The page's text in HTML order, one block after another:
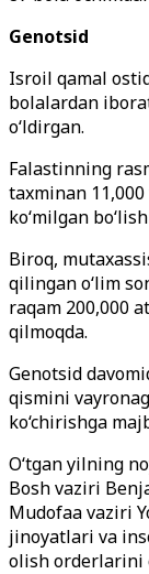
Genotsid
Isroil qamal
bolalardan
o‘ldirgan.
Falastinning
taxminan
ko‘milgan
Biroq,
qilingan o‘lim
raqam 200,000
qilmoqda.
Genotsid
qismini
ko‘chirishga
O‘tgan yilning
Bosh vaziri
Mudofaa vaziri
jinoyatlari va
olish orderlarini